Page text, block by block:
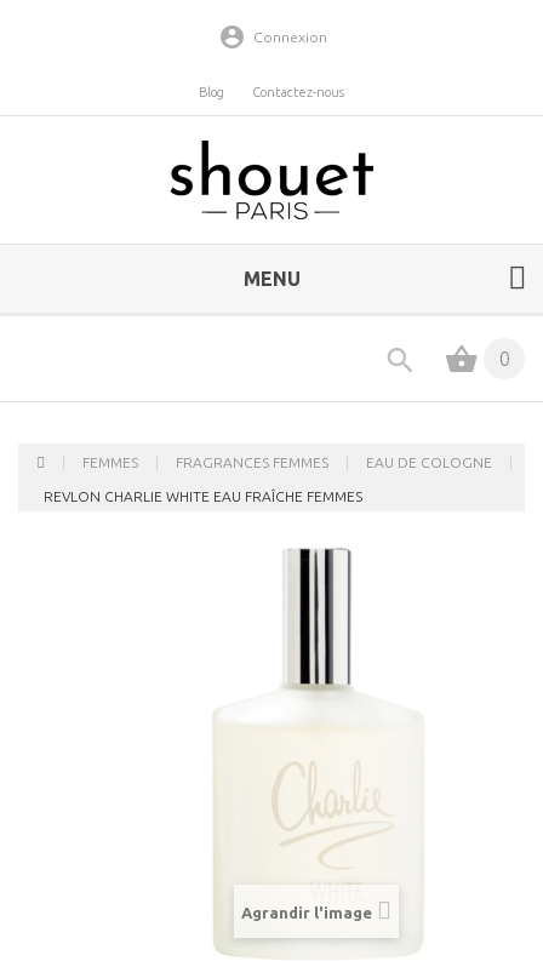
Connexion
Blog Contactez-nous
MENU
0
FEMMES FRAGRANCES FEMMES EAU DE COLOGNE
REVLON CHARLIE WHITE EAU FRAÎCHE FEMMES
Agrandir l'image